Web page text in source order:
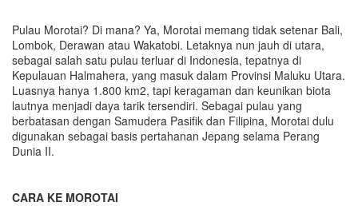
Pulau Morotai? Di mana? Ya, Morotai memang tidak setenar Bali,
Lombok, Derawan atau Wakatobi. Letaknya nun jauh di utara,
sebagai salah satu pulau terluar di Indonesia, tepatnya di
Kepulauan Halmahera, yang masuk dalam Provinsi Maluku Utara.
Luasnya hanya 1.800 km2, tapi keragaman dan keunikan biota
lautnya menjadi daya tarik tersendiri. Sebagai pulau yang
berbatasan dengan Samudera Pasifik dan Filipina, Morotai dulu
digunakan sebagai basis pertahanan Jepang selama Perang
Dunia II.
CARA KE MOROTAI